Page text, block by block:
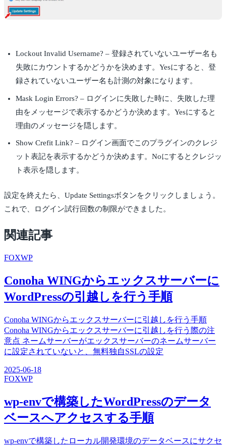
Lockout Invalid Username? – 登録されていないユーザー名も
失敗にカウントするかどうかを決めます。Yesにすると、登
録されていないユーザー名も計測の対象になります。
Mask Login Errors? – ログインに失敗した時に、失敗した理
由をメッセージで表示するかどうか決めます。Yesにすると
理由のメッセージを隠します。
Show Crefit Link? – ログイン画面でこのプラグインのクレジ
ット表記を表示するかどうか決めます。Noにするとクレジッ
ト表示を隠します。
設定を終えたら、Update Settingsボタンをクリックしましょう。
これで、ログイン試行回数の制限ができました。
関連記事
FOXWP
Conoha WINGからエックスサーバーに
WordPressの引越しを行う手順
Conoha WINGからエックスサーバーに引越しを行う手順
Conoha WINGからエックスサーバーに引越しを行う際の注
意点 ネームサーバーがエックスサーバーのネームサーバー
に設定されていないと、無料独自SSLの設定
2025-06-18
FOXWP
wp-envで構築したWordPressのデータ
ベースへアクセスする手順
wp-envで構築したローカル開発環境のデータベースにサクセ